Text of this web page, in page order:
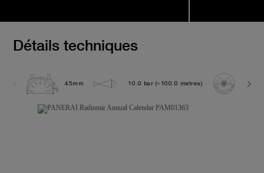
Détails techniques
45mm 10.0 bar (~100.0 metres)